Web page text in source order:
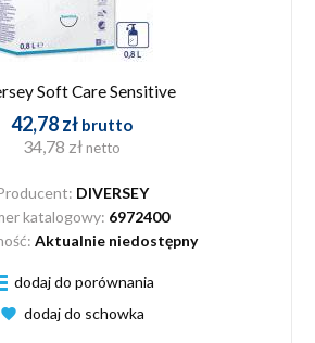
Soft Care Sensitive
42,78 zł brutto
34,78 zł netto
DIVERSEY
katalogowy: 6972400
Aktualnie niedostępny
dodaj do porównania
dodaj do schowka